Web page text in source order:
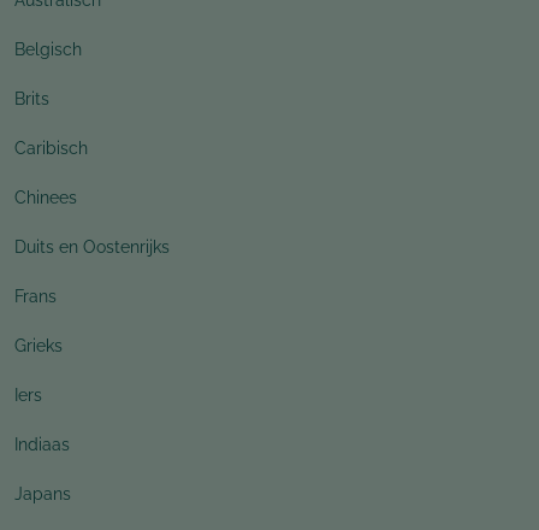
Belgisch
Brits
Caribisch
Chinees
Duits en Oostenrijks
Frans
Grieks
Iers
Indiaas
Japans